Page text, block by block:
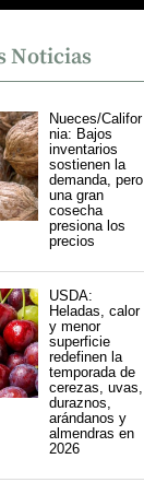
Noticias
Nueces/Califor
nia: Bajos
inventarios
sostienen la
demanda, pero
una gran
cosecha
presiona los
precios
USDA:
Heladas, calor
y menor
superficie
redefinen la
temporada de
cerezas, uvas,
duraznos,
arándanos y
almendras en
2026